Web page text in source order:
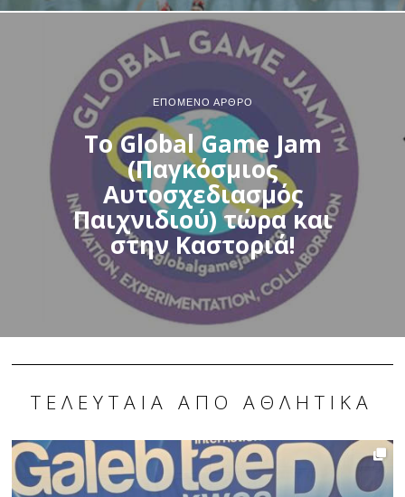
ΕΠΌΜΕΝΟ ΆΡΘΡΟ
Το Global Game Jam
(Παγκόσμιος
Αυτοσχεδιασμός
Παιχνιδιού) τώρα και
στην Καστοριά!
ΤΕΛΕΥΤΑΊΑ ΑΠΌ ΑΘΛΗΤΙΚΆ